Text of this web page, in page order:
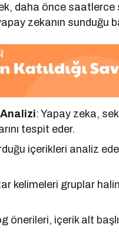
daha önce saatlerce
zekanın sunduğu
: Yapay zeka,
tespit eder.
içerikleri analiz
kelimeleri gruplar
önerileri, içerik alt